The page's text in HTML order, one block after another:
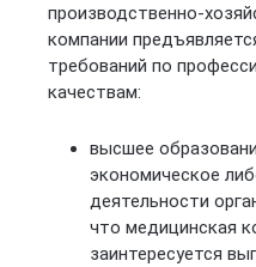
производственно-
компании
требований по
качествам:
высшее
экономическое
деятельности
что медицинская
заинтересуется